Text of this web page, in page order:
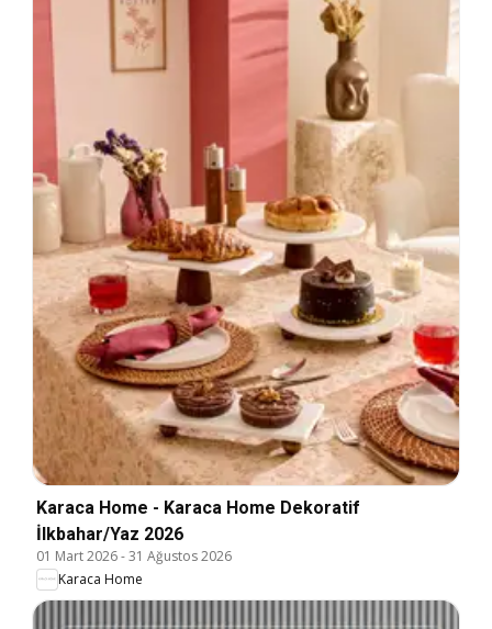
Karaca Home - Karaca Home Dekoratif
İlkbahar/Yaz 2026
01 Mart 2026-31 Ağustos 2026
Karaca Home